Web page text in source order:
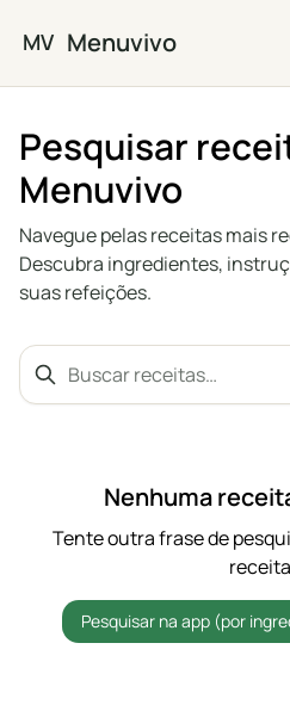
MV Menuvivo
Pesquisar
Menuvivo
Navegue pelas receitas mais
Descubra ingredientes,
suas refeições.
Buscar receitas…
Nenhuma
Tente outra frase de
Pesquisar na app (por